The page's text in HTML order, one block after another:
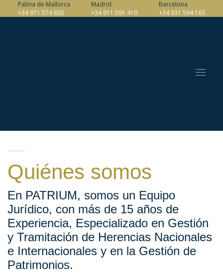
Palma de Mallorca
+34 971 574 892
Madrid
+34 911 591 419
Barcelona
+34 931 594 163
Quiénes somos
En PATRIUM, somos un Equipo
Jurídico, con más de 15 años de
Experiencia, Especializado en Gestión
y Tramitación de Herencias Nacionales
e Internacionales y en la Gestión de
Patrimonios.